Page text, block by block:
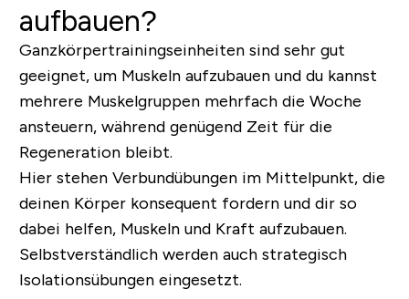
aufbauen?
Ganzkörpertrainingseinheiten sind sehr gut
geeignet, um Muskeln aufzubauen und du kannst
mehrere Muskelgruppen mehrfach die Woche
ansteuern, während genügend Zeit für die
Regeneration bleibt.
Hier stehen Verbundübungen im Mittelpunkt, die
deinen Körper konsequent fordern und dir so
dabei helfen, Muskeln und Kraft aufzubauen.
Selbstverständlich werden auch strategisch
Isolationsübungen eingesetzt.